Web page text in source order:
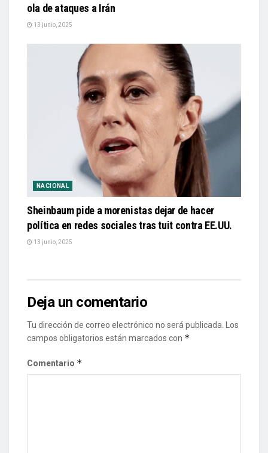
ola de ataques a Irán
13 junio, 2025
NACIONAL
Sheinbaum pide a morenistas dejar de hacer
política en redes sociales tras tuit contra EE.UU.
13 junio, 2025
Deja un comentario
Tu dirección de correo electrónico no será publicada.
Los
campos obligatorios están marcados con *
Comentario *